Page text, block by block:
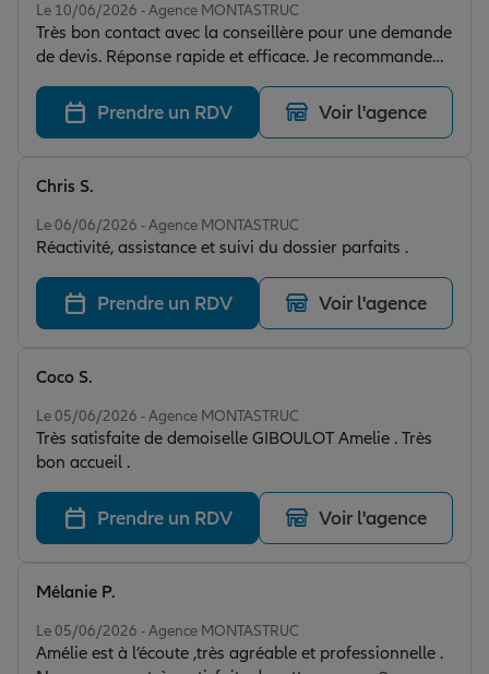
Le 10/06/2026 - Agence MONTASTRUC
Très bon contact avec la conseillère pour une demande
de devis. Réponse rapide et efficace. Je recommande
vivement.
Prendre un RDV Voir l'agence
Le 06/06/2026 - Agence MONTASTRUC
Réactivité, assistance et suivi du dossier parfaits .
Chris S.
Prendre un RDV Voir l'agence
Le 05/06/2026 - Agence MONTASTRUC
Très satisfaite de demoiselle GIBOULOT Amelie . Très
bon accueil .
Coco S.
Prendre un RDV Voir l'agence
Le 05/06/2026 - Agence MONTASTRUC
Amélie est à l’écoute ,très agréable et professionnelle .
Mélanie P.